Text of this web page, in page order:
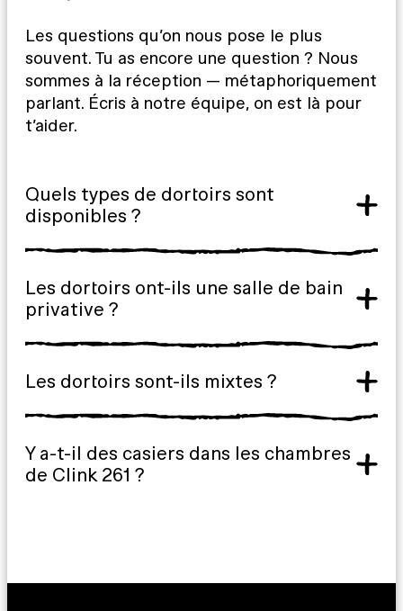
Les questions qu’on nous pose le plus
souvent. Tu as encore une question ? Nous
sommes à la réception — métaphoriquement
parlant. Écris à notre équipe, on est là pour
t’aider.
Quels types de dortoirs sont
disponibles ?
Les dortoirs ont-ils une salle de bain
privative ?
Les dortoirs sont-ils mixtes ?
Y a-t-il des casiers dans les chambres
de Clink 261 ?